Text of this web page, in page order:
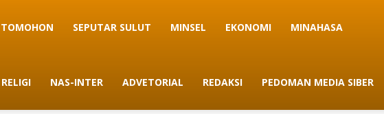
TOMOHON SEPUTAR SULUT MINSEL EKONOMI MINAHASA
RELIGI NAS-INTER ADVETORIAL REDAKSI PEDOMAN MEDIA SIBER